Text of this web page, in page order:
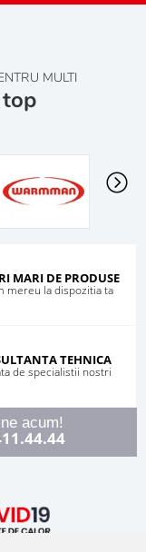
MULTI
MARI DE PRODUSE
mereu la dispozitia ta
TEHNICA
de specialistii nostri
acum!